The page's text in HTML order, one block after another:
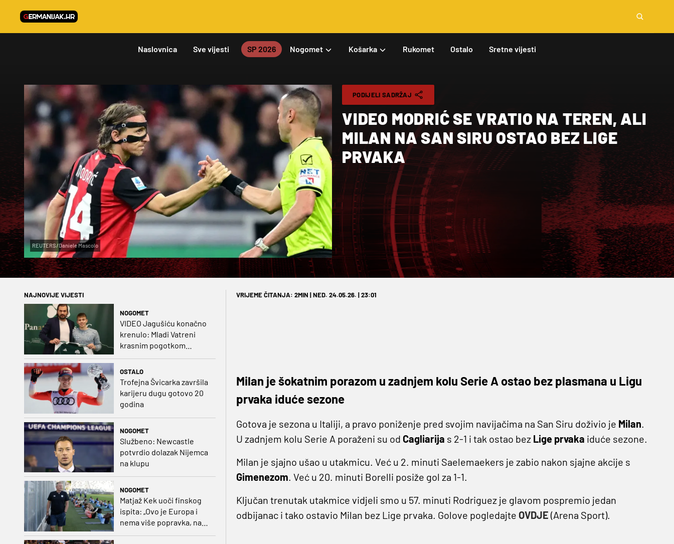
Naslovnica Sve vijesti SP 2026 Nogomet Košarka Rukomet Ostalo Sretne vijesti
REUTERS/Daniele Mascolo
PODIJELI SADRŽAJ
VIDEO MODRIĆ SE VRATIO NA TEREN, ALI
MILAN NA SAN SIRU OSTAO BEZ LIGE
PRVAKA
NAJNOVIJE VIJESTI
NOGOMET
VIDEO Jagušiću konačno
krenulo: Mladi Vatreni
krasnim pogotkom
OSTALO
Trofejna Švicarka završila
karijeru dugu gotovo 20
godina
NOGOMET
Službeno: Newcastle
potvrdio dolazak Nijemca
na klupu
NOGOMET
Matjaž Kek uoči finskog
ispita: „Ovo je Europa i
nema više popravka, na
Rujevici se nešto pita i
VRIJEME ČITANJA: 2MIN | NED. 24.05.26. | 23:01
Milan je šokatnim porazom u zadnjem kolu Serie A ostao bez plasmana u Ligu
prvaka iduće sezone
Gotova je sezona u Italiji, a pravo poniženje pred svojim navijačima na San Siru doživio je Milan.
U zadnjem kolu Serie A poraženi su od Cagliarija s 2-1 i tak ostao bezLige prvaka iduće sezone.
Milan je sjajno ušao u utakmicu. Već u 2. minuti Saelemaekers je zabio nakon sjajne akcije s
Gimenezom. Već u 20. minuti Borelli posiže gol za 1-1.
Ključan trenutak utakmice vidjeli smo u 57. minuti Rodriguez je glavom pospremio jedan
odbijanac i tako ostavio Milan bez Lige prvaka. Golove pogledajte OVDJE (Arena Sport).